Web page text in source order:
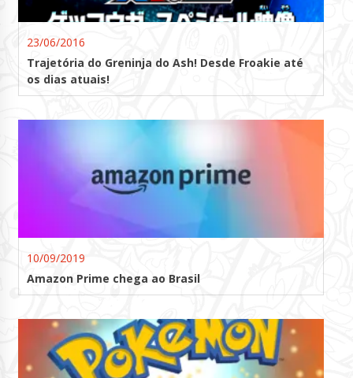
23/06/2016
Trajetória do Greninja do Ash! Desde Froakie até
os dias atuais!
10/09/2019
Amazon Prime chega ao Brasil